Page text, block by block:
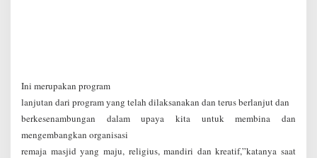
Ini merupakan program
lanjutan dari program yang telah dilaksanakan dan terus berlanjut dan
berkesenambungan dalam upaya kita untuk membina dan
mengembangkan organisasi
remaja masjid yang maju, religius, mandiri dan kreatif,”katanya saat